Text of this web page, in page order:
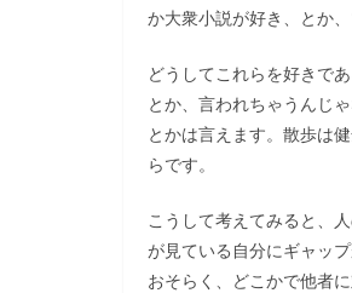
か大衆小説が好き、とか
どうしてこれらを好きで
とか、言われちゃうんじ
とかは言えます。散歩は
らです。
こうして考えてみると、
が見ている自分にギャッ
おそらく、どこかで他者